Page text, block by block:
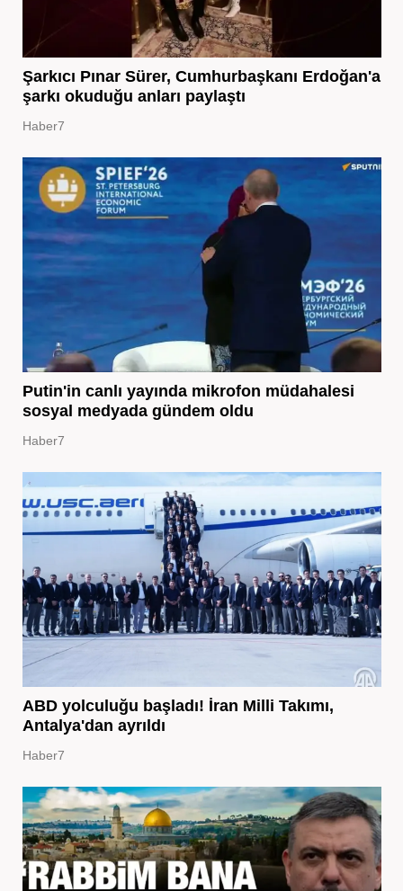
Şarkıcı Pınar Sürer, Cumhurbaşkanı Erdoğan'a
şarkı okuduğu anları paylaştı
Haber7
Putin'in canlı yayında mikrofon müdahalesi
sosyal medyada gündem oldu
Haber7
ABD yolculuğu başladı! İran Milli Takımı,
Antalya'dan ayrıldı
Haber7